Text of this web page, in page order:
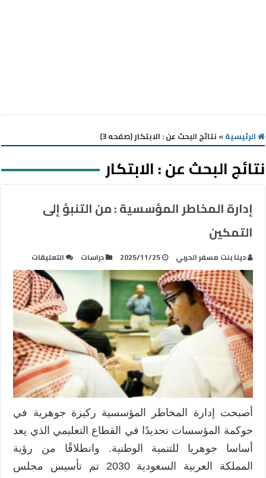
الرئيسية» نتائج البحث عن : الابتكار (صفحه 3)
نتائج البحث عن :الابتكار
إدارة المخاطر المؤسسية : من التنبؤ إلى
التمكين
دينا بنت مسفر الحربي 2025/11/25 دراسات التعليقات
إدارة
المخاطر
:
التنبؤ
إلى
التمكين
مغلقة
أصبحت إدارة المخاطر المؤسسية ركيزة جوهرية في
حوكمة المؤسسات تحديدًا في القطاع التعليمي الذي يعد
أساسا جوهريا للتنمية الوطنية. وانطلاقًا من رؤية
المملكة العربية السعودية 2030 تم تأسيس مجلس